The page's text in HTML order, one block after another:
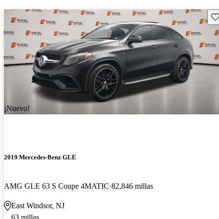
¡Nuevo!
2019 Mercedes-Benz GLE
AMG GLE 63 S Coupe 4MATIC 82,846 millas
East Windsor, NJ